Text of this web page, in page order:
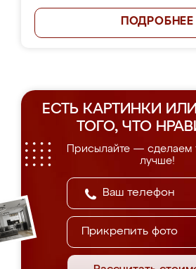
ПОДРОБНЕЕ
ЕСТЬ КАРТИНКИ
ТОГО, ЧТО
Присылайте — сделаем
лучше!
Прикрепить фото